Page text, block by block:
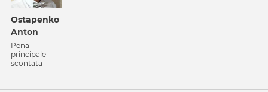
Ostapenko
Anton
Pena
principale
scontata